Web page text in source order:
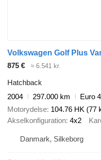
Volkswagen Golf Plus
875 €
≈ 6.541 kr.
Hatchback
2004
297.000 km
Euro 4
Motorydelse 104.76 HK (77
Akselkonfiguration 4x2
Danmark, Silkeborg